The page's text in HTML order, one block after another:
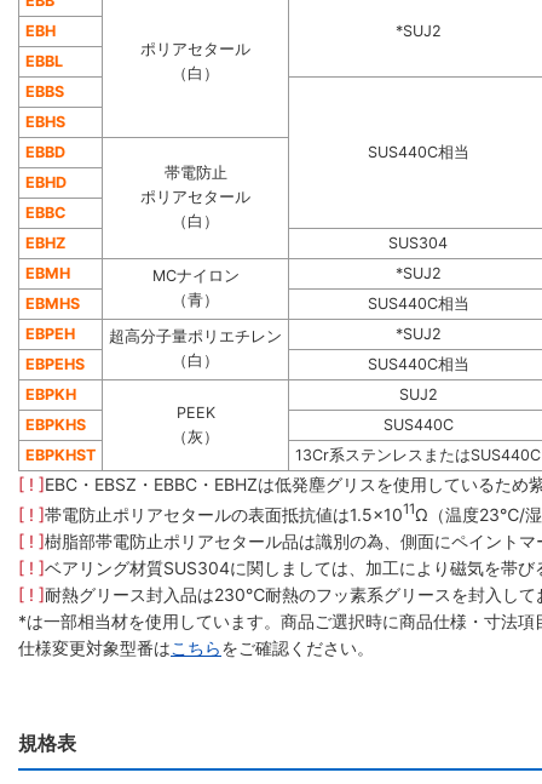
ポリアセタール
（白）
*SUJ2
EBH
EBBL
EBBS
SUS440C相当
EBHS
EBBD
帯電防止
ポリアセタール
（白）
EBHD
EBBC
EBHZ
SUS304
EBMH
MCナイロン
（青）
*SUJ2
EBMHS
SUS440C相当
EBPEH
超高分子量ポリエチレン
（白）
*SUJ2
EBPEHS
SUS440C相当
EBPKH
PEEK
（灰）
SUJ2
EBPKHS
SUS440C
EBPKHST
13Cr系ステンレスまたはSUS440C
[ ! ]EBC・EBSZ・EBBC・EBHZは低発塵グリスを使用しているた
[ ! ]帯電防止ポリアセタールの表面抵抗値は1.5×1011Ω（温度23℃/湿
[ ! ]樹脂部帯電防止ポリアセタール品は識別の為、側面にペイント
[ ! ]ベアリング材質SUS304に関しましては、加工により磁気を帯
[ ! ]耐熱グリース封入品は230℃耐熱のフッ素系グリースを封入して
*は一部相当材を使用しています。商品ご選択時に商品仕様・寸法項
仕様変更対象型番はこちらをご確認ください。
規格表